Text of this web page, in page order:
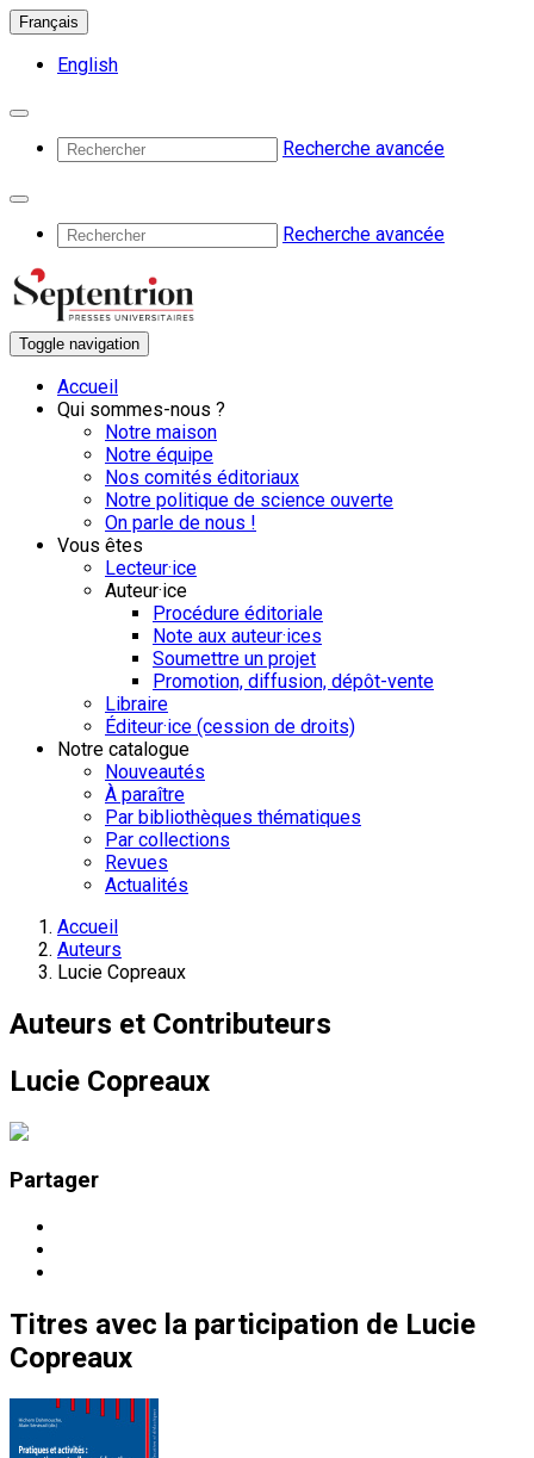
Français
English
Recherche avancée
Recherche avancée
Toggle navigation
Accueil
Qui sommes-nous ?
Notre maison
Notre équipe
Nos comités éditoriaux
Notre politique de science ouverte
On parle de nous !
Vous êtes
Lecteur·ice
Auteur·ice
Procédure éditoriale
Note aux auteur·ices
Soumettre un projet
Promotion, diffusion, dépôt-vente
Libraire
Éditeur·ice (cession de droits)
Notre catalogue
Nouveautés
À paraître
Par bibliothèques thématiques
Par collections
Revues
Actualités
Accueil
Auteurs
Lucie Copreaux
Auteurs et Contributeurs
Lucie Copreaux
Partager
Titres avec la participation de Lucie
Copreaux